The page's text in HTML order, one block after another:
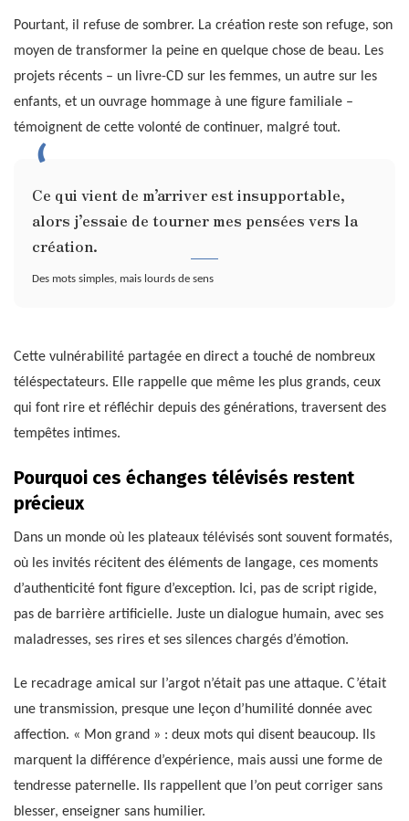
Pourtant, il refuse de sombrer. La création reste son refuge, son
moyen de transformer la peine en quelque chose de beau. Les
projets récents – un livre-CD sur les femmes, un autre sur les
enfants, et un ouvrage hommage à une figure familiale –
témoignent de cette volonté de continuer, malgré tout.
Ce qui vient de m’arriver est insupportable,
alors j’essaie de tourner mes pensées vers la
création.
Des mots simples, mais lourds de sens
Cette vulnérabilité partagée en direct a touché de nombreux
téléspectateurs. Elle rappelle que même les plus grands, ceux
qui font rire et réfléchir depuis des générations, traversent des
tempêtes intimes.
Pourquoi ces échanges télévisés restent
précieux
Dans un monde où les plateaux télévisés sont souvent formatés,
où les invités récitent des éléments de langage, ces moments
d’authenticité font figure d’exception. Ici, pas de script rigide,
pas de barrière artificielle. Juste un dialogue humain, avec ses
maladresses, ses rires et ses silences chargés d’émotion.
Le recadrage amical sur l’argot n’était pas une attaque. C’était
une transmission, presque une leçon d’humilité donnée avec
affection. « Mon grand » : deux mots qui disent beaucoup. Ils
marquent la différence d’expérience, mais aussi une forme de
tendresse paternelle. Ils rappellent que l’on peut corriger sans
blesser, enseigner sans humilier.